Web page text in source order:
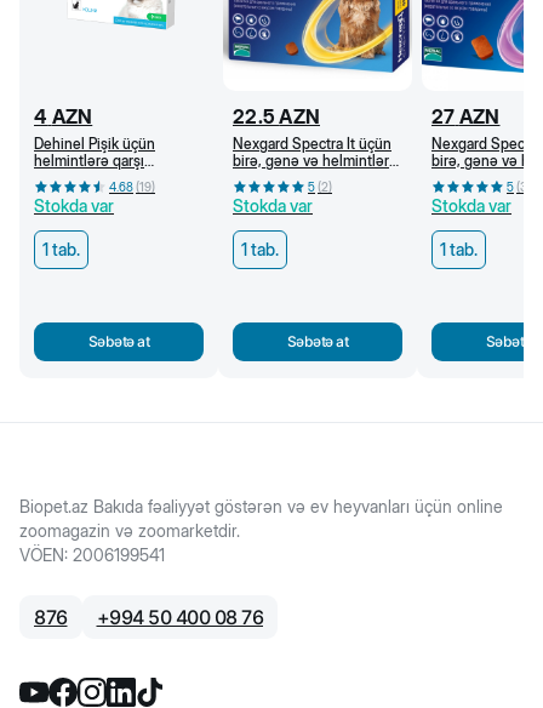
4 AZN
Dehinel Pişik üçün
helmintlərə qarşı
preparat, 1 tab/4 kq
4.68(19)
Stokda var
1 tab.
Səbətə at
22.5 AZN
Nexgard Spectra İt üçün
birə, gənə və helmintlərə
qarşı çeynəmə tabletlər
(3,5-7,5 kq) 5(2)
Stokda var
1 tab.
Səbətə at
27 AZN
Nexgard
birə, gənə və
qarşı çeynəmə
(15-30 kq) 5(3
Stokda var
1 tab.
Səbətə
Biopet.az Bakıda fəaliyyət göstərən və ev heyvanları üçün online
zoomagazin və zoomarketdir.
VÖEN: 2006199541
876 +994 50 400 08 76